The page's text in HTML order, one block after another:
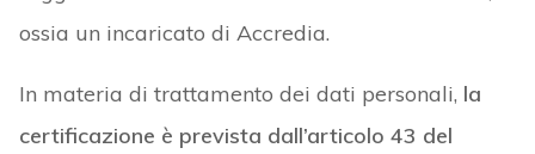
ossia un incaricato di Accredia.
In materia di trattamento dei dati personali, la
certificazione è prevista dall’articolo 43 del